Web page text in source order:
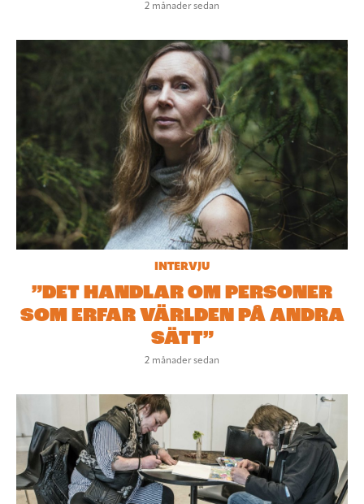
2 månader sedan
INTERVJU
”DET HANDLAR OM PERSONER
SOM ERFAR VÄRLDEN PÅ ANDRA
SÄTT”
2 månader sedan